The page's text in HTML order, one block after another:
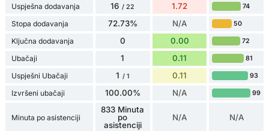
Uspješna dodavanja 16 / 22 1.72 74
Stopa dodavanja 72.73% N/A 50
Ključna dodavanja 0 0.00 72
Ubačaji 1 0.11 81
Uspješni Ubačaji 1 / 1 0.11 93
Izvršeni ubačaji 100.00% N/A 99
Minuta po asistenciji
833 Minuta
po
asistenciji
N/A N/A